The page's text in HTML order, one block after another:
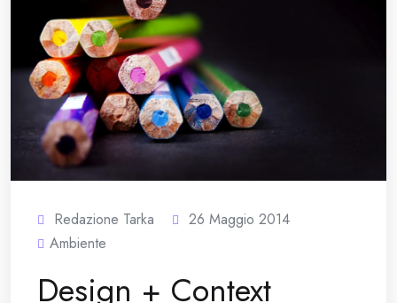
Redazione Tarka
26 Maggio 2014
Ambiente
Design + Context